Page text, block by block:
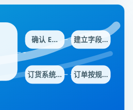
确认 E… 建立字段…
订货系统… 订单按规…